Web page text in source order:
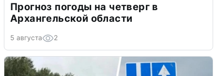
Прогноз погоды на четверг в
Архангельской области
5 августа 2